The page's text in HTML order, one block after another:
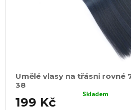
Umělé vlasy na třásni rovné
38
199 Kč
Skladem